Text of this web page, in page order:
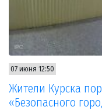
07 июня 12:50
Жители Курска
«Безопасного